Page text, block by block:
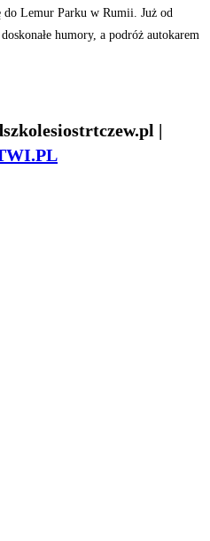
do Lemur Parku w Rumii. Już od
humory, a podróż autokarem
|